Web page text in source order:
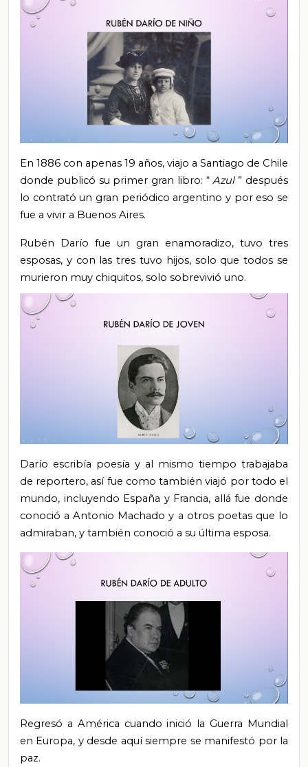
En 1886 con apenas 19 años, viajo a Santiago de Chile
donde publicó su primer gran libro: “Azul ” después
lo contrató un gran periódico argentino y por eso se
fue a vivir a Buenos Aires.
Rubén Darío fue un gran enamoradizo, tuvo tres
esposas, y con las tres tuvo hijos, solo que todos se
murieron muy chiquitos, solo sobrevivió uno.
Darío escribía poesía y al mismo tiempo trabajaba
de reportero, así fue como también viajó por todo el
mundo, incluyendo España y Francia, allá fue donde
conoció a Antonio Machado y a otros poetas que lo
admiraban, y también conoció a su última esposa.
Regresó a América cuando inició la Guerra Mundial
en Europa, y desde aquí siempre se manifestó por la
paz.